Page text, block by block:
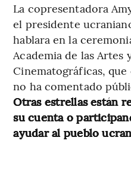
La copresentadora
el presidente
hablara en la
Academia de las Artes
Cinematográficas,
no ha comentado
Otras estrellas están
su cuenta o
ayudar al pueblo